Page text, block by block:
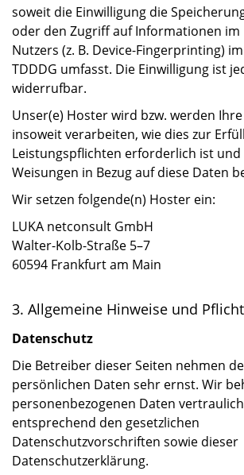
soweit die Einwilligung die
oder den Zugriff auf Informationen im
Nutzers (z. B. Device-Fingerprinting)
TDDDG umfasst. Die Einwilligung ist
widerrufbar.
Unser(e) Hoster wird bzw. werden
insoweit verarbeiten, wie dies zur
Leistungspflichten erforderlich ist
Weisungen in Bezug auf diese Daten
Wir setzen folgende(n) Hoster ein:
LUKA netconsult GmbH
Walter-Kolb-Straße 5–7
60594 Frankfurt am Main
3. Allgemeine Hinweise und
Datenschutz
Die Betreiber dieser Seiten nehmen
persönlichen Daten sehr ernst. Wir
personenbezogenen Daten
entsprechend den gesetzlichen
Datenschutzvorschriften sowie dieser
Datenschutzerklärung.